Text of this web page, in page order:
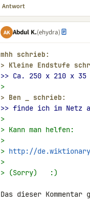
Antwort
AK Abdul K.(ehydra)
mhh schrieb:
> Kleine Endstufe
>> Ca. 250 x 210 x 35
>
> Ben schrieb:
>> finde ich im Netz
>
> Kann man helfen:
>
> http://
>
> (Sorry)   :)
Das dieser